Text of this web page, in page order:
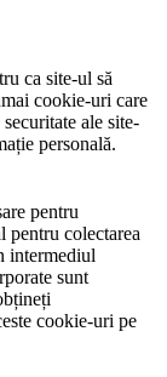
ca site-ul să
cookie-uri care
ale site-
personală.
pentru
pentru colectarea
intermediul
sunt
cookie-uri pe